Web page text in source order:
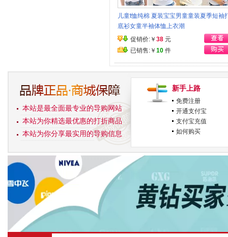
儿童t恤纯棉 夏装宝宝男童童装夏季短袖
底衫女童半袖体恤上衣潮
促销价:￥ 38 元
已销售:￥ 10 件
本站是最全面最专业的导购网站
本站为你精选最优惠的打折商品
本站为你分享最实用的导购信息
新手上路
免费注册
开通支付宝
支付宝充值
如何购买